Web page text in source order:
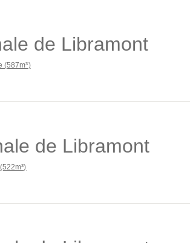
de Libramont
(587m³)
de Libramont